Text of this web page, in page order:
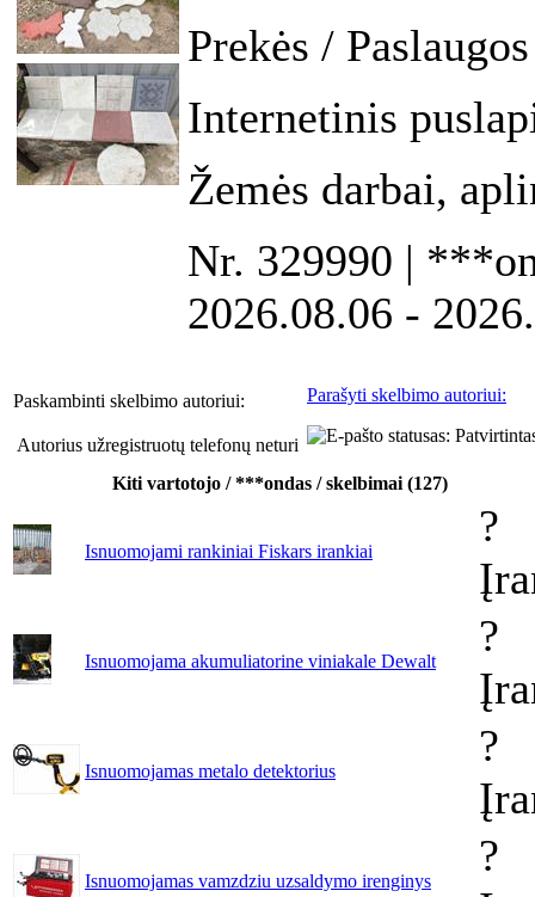
Prekės /
Internetinis
Žemės darbai,
Nr. 329990 |
2026.08.06 -
Paskambinti skelbimo autoriui:
Autorius užregistruotų telefonų neturi
Parašyti skelbimo autoriui:
Kiti vartotojo / ***ondas / skelbimai (127)
Isnuomojami rankiniai Fiskars irankiai
?
Isnuomojama akumuliatorine viniakale Dewalt
?
Isnuomojamas metalo detektorius
?
Isnuomojamas vamzdziu uzsaldymo irenginys
?